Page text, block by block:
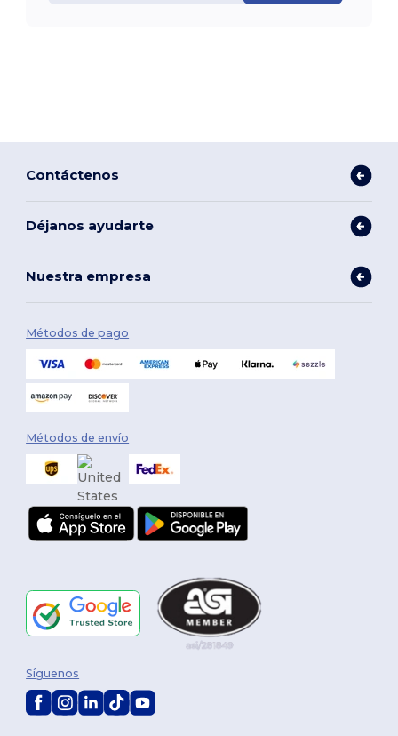
Contáctenos
Déjanos ayudarte
Nuestra empresa
Métodos de pago
Métodos de envío
Síguenos